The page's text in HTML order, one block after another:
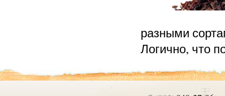
разными
Логично, что